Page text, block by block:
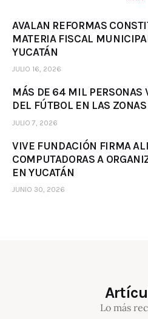
AVALAN REFORMAS
MATERIA FISCAL
YUCATÁN
JULIO 16, 2026
MÁS DE 64 MIL PERSONAS
DEL FÚTBOL EN LAS
JULIO 7, 2026
VIVE FUNDACIÓN FIRMA
COMPUTADORAS A
EN YUCATÁN
JUNIO 30, 2026
Lo más